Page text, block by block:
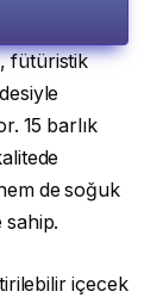
fütüristik
15 barlık
de soğuk
sahip.
içecek